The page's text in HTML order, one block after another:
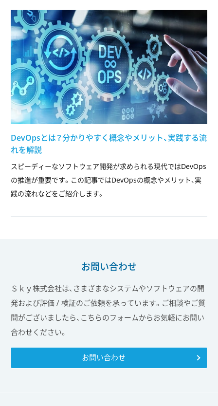
DevOpsとは？分かりやすく概念やメリット、実践する流
れを解説
スピーディーなソフトウェア開発が求められる現代ではDevOps
の推進が重要です。この記事ではDevOpsの概念やメリット、実
践の流れなどをご紹介します。
お問い合わせ
Ｓｋｙ株式会社は、さまざまなシステムやソフトウェアの開
発および評価 / 検証のご依頼を承っています。ご相談やご質
問がございましたら、こちらのフォームからお気軽にお問い
合わせください。
お問い合わせ